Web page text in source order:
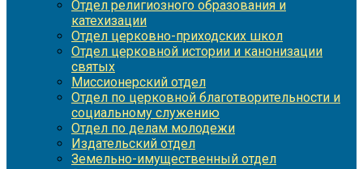
Отдел религиозного образования и
катехизации
Отдел церковно-приходских школ
Отдел церковной истории и канонизации
святых
Миссионерский отдел
Отдел по церковной благотворительности и
социальному служению
Отдел по делам молодежи
Издательский отдел
Земельно-имущественный отдел